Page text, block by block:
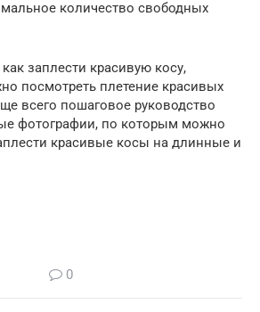
количество свободных
заплести красивую косу,
посмотреть плетение красивых
всего пошаговое руководство
фотографии, по которым можно
красивые косы на длинные и
0